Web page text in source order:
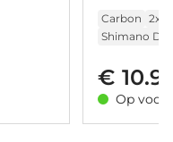
Carbon
Shimano
€
Op